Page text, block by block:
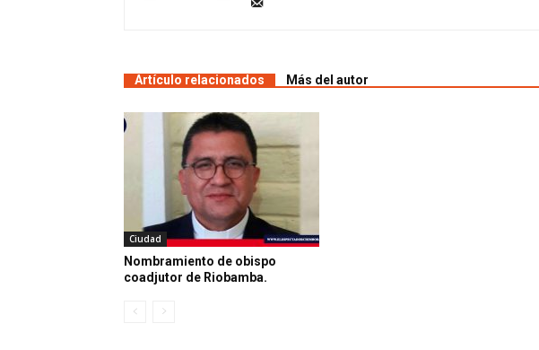
Artículo relacionados Más del autor
Ciudad
Nombramiento de obispo
coadjutor de Riobamba.